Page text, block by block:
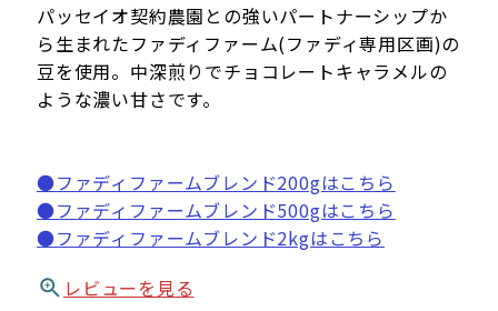
パッセイオ契約農園との強いパートナーシップか
ら生まれたファディファーム(ファディ専用区画)の
豆を使用。中深煎りでチョコレートキャラメルの
ような濃い甘さです。
●ファディファームブレンド200gはこちら
●ファディファームブレンド500gはこちら
●ファディファームブレンド2kgはこちら
レビューを見る